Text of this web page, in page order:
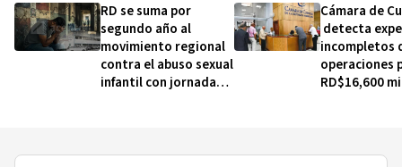
RD se suma por
segundo año al
movimiento regional
contra el abuso sexual
infantil con jornada
Cámara de
detecta
incompletos
operaciones
RD$16,600